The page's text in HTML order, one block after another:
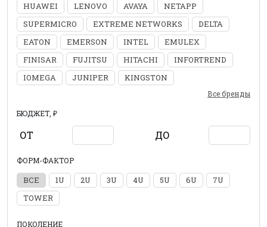
HUAWEI
LENOVO AVAYA
NETAPP
SUPERMICRO
EXTREME NETWORKS
DELTA
EATON
EMERSON INTEL
EMULEX
FINISAR
FUJITSU HITACHI
INFORTREND
IOMEGA
JUNIPER KINGSTON
Все бренды
БЮДЖЕТ, ₽
ОТ ДО
ФОРМ-ФАКТОР
ВСЕ 1U 2U 3U 4U 5U 6U
7U
TOWER
ПОКОЛЕНИЕ